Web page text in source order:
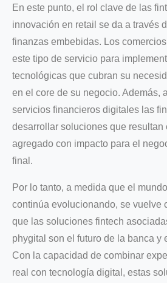
En este punto, el rol clave de las
innovación en retail se da a través
finanzas embebidas. Los
este tipo de servicio para
tecnológicas que cubran su
en el core de su negocio. Además,
servicios financieros digitales las
desarrollar soluciones que resultan
agregado con impacto para el
final.
Por lo tanto, a medida que el
continúa evolucionando, se vuelve
que las soluciones fintech
phygital son el futuro de la banca y
Con la capacidad de combinar
real con tecnología digital, estas